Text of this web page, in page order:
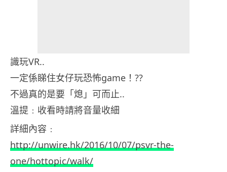
識玩VR..
一定係睇住女仔玩恐怖game！??
不過真的是要「熄」可而止..
溫提﹕收看時請將音量收細
詳細內容﹕
http://unwire.hk/2016/10/07/psvr-the-
one/hottopic/walk/